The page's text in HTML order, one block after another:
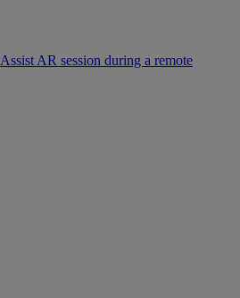
AR session during a remote